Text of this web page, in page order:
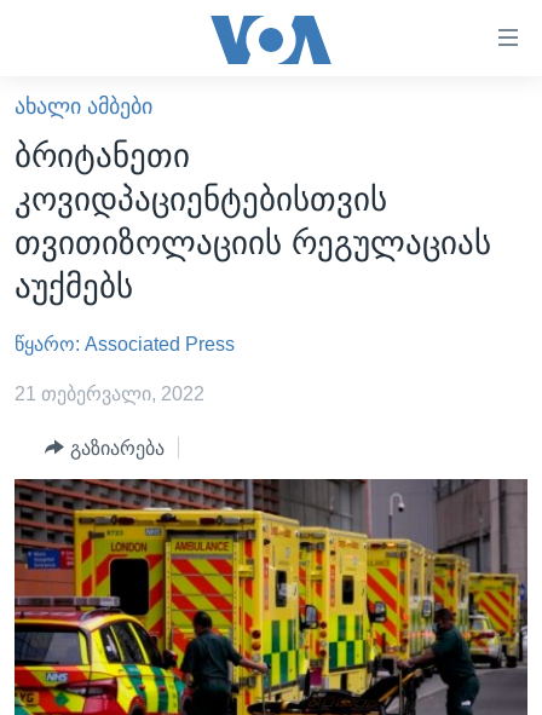
ხელმისაწვდომობისთვის
გადადით
მთავარზე
გადადით
მთავარ
ნავიგაციაზე
გადადით
ძიებაზე
ᲐᲮᲐᲚᲘ ᲐᲛᲑᲔᲑᲘ
ᲡᲐᲥᲐᲠᲗᲕᲔᲚᲝ
ᲐᲨᲨ
ᲐᲨᲨ-ᲘᲡ ᲐᲠᲩᲔᲕᲜᲔᲑᲘ 2024
ᲛᲡᲝᲤᲚᲘᲝ
ᲕᲘᲓᲔᲝᲔᲑᲘ
ᲒᲐᲓᲐᲪᲔᲛᲔᲑᲘ
ᲕᲐᲨᲘᲜᲒᲢᲝᲜᲘ ᲓᲦᲔᲡ
ᲮᲔᲓᲕᲐ ᲕᲐᲨᲘᲜᲒᲢᲝᲜᲘᲓᲐᲜ
ᲡᲢᲣᲓᲘᲐ ᲕᲐᲨᲘᲜᲒᲢᲝᲜᲘ
ᲡᲮᲕᲐ ᲡᲘᲐᲮᲚᲔᲔᲑᲘ
ᲞᲝᲚᲘᲢᲘᲙᲐ
ᲔᲙᲝᲜᲝᲛᲘᲙᲐ
ᲯᲐᲜᲛᲠᲗᲔᲚᲝᲑᲐ
ᲛᲔᲪᲜᲘᲔᲠᲔᲑᲐ
ᲘᲜᲢᲔᲠᲕᲘᲣ
ᲠᲣᲡᲔᲗᲘᲡ ᲨᲔᲭᲠᲐ ᲣᲙᲠᲐᲘᲜᲐᲨᲘ
Learning English
ᲗᲕᲐᲚᲘ ᲒᲕᲐᲓᲔᲕᲜᲔᲗ
ᲐᲮᲐᲚᲘ ᲐᲛᲑᲔᲑᲘ
ბრიტანეთი
კოვიდპაციენტებისთვის
თვითიზოლაციის რეგულაციას
აუქმებს
წყარო: Associated Press
21 თებერვალი, 2022
გაზიარება